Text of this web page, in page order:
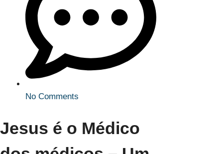
No Comments
Jesus é o Médico